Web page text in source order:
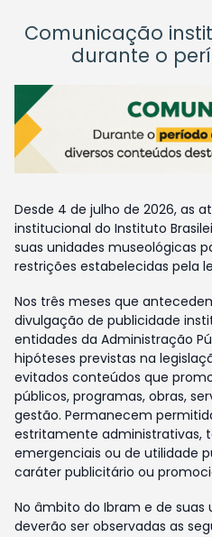
Comunicação
durante o
Desde 4 de julho de 2026, as
institucional do Instituto
suas unidades museológicas
restrições estabelecidas pela
Nos três meses que
divulgação de publicidade
entidades da Administração
hipóteses previstas na
evitados conteúdos que
públicos, programas, obras,
gestão. Permanecem
estritamente administrativas,
emergenciais ou de utilidade
caráter publicitário ou
No âmbito do Ibram e de suas
deverão ser observadas as